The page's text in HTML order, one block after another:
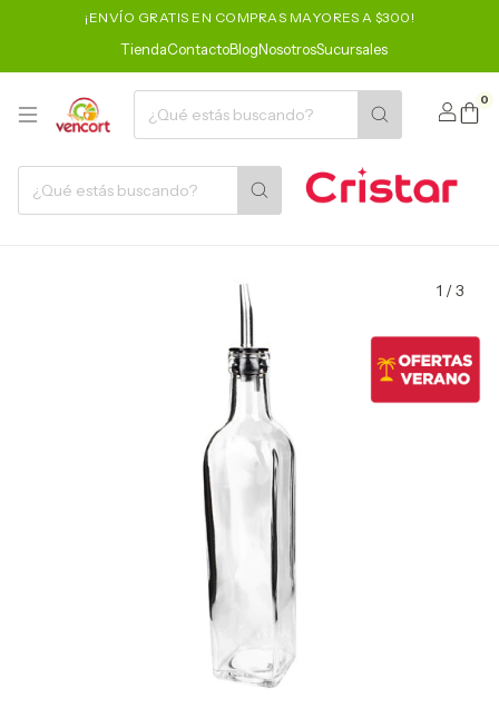
¡ENVÍO GRATIS EN COMPRAS MAYORES A $300!
TiendaContactoBlogNosotrosSucursales
0
1 /3